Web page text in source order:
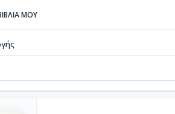
ΜΟΥ